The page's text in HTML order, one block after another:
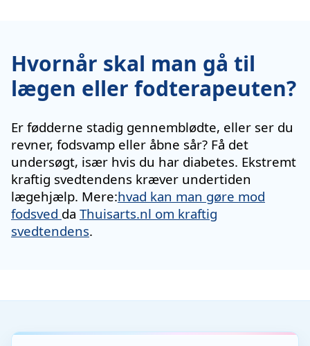
Hvornår skal man gå til
lægen eller fodterapeuten?
Er fødderne stadig gennemblødte, eller ser du
revner, fodsvamp eller åbne sår? Få det
undersøgt, især hvis du har diabetes. Ekstremt
kraftig svedtendens kræver undertiden
lægehjælp. Mere:hvad kan man gøre mod
fodsved da Thuisarts.nl om kraftig
svedtendens.